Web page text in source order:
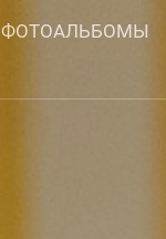
ФОТОАЛЬБОМЫ